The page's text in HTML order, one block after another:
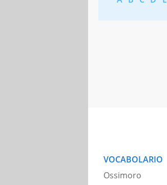
VOCABOLARIO
Ossimoro